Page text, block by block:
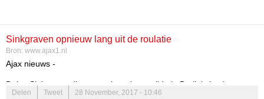
Sinkgraven opnieuw lang uit de roulatie
Bron: www.ajax1.nl
Ajax nieuws -
Daley Sinkgraven ligt er opnieuw lange tijd uit. De linksback annex
middenvelder liep vorig seizoen een knieblessure op. Het herstel
Delen Tweet 28 November, 2017 - 10:46